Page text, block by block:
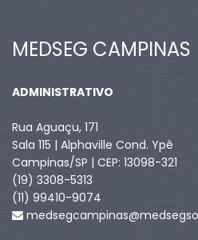
MEDSEG CAMPINAS
ADMINISTRATIVO
Rua Aguaçu, 171
Sala 115 | Alphaville Cond. Ypê
Campinas/SP | CEP: 13098-321
(19) 3308-5313
(11) 99410-9074​